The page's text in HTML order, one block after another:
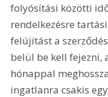
folyósítási közötti
rendelkezésre
felújítást a
belül be kell fejezni,
hónappal
ingatlanra csakis